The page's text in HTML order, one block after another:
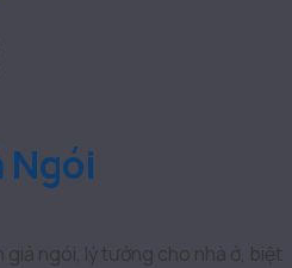
Ngói
giả ngói, lý tưởng cho nhà ở, biệt